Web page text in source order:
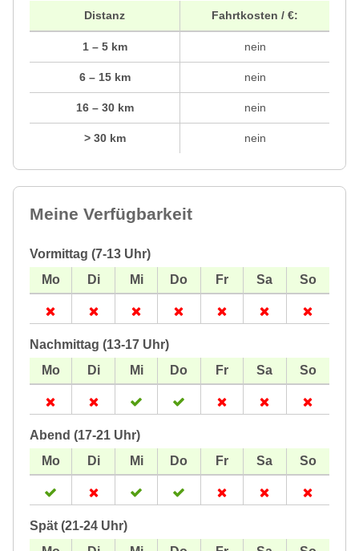
Distanz
1 – 5 km
6 – 15 km
16 – 30 km
> 30 km
Fahrtkosten / €:
nein
nein
nein
nein
Meine Verfügbarkeit
Vormittag (7-13 Uhr)
Nachmittag (13-17 Uhr)
Abend (17-21 Uhr)
Spät (21-24 Uhr)